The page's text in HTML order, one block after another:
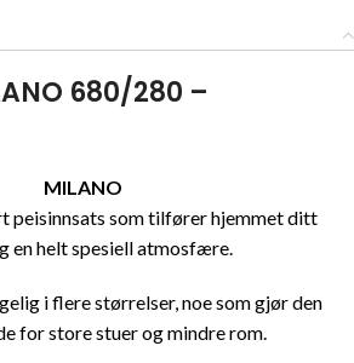
680/280 –
MILANO
peisinnsats som tilfører hjemmet ditt
en helt spesiell atmosfære.
i flere størrelser, noe som gjør den
for store stuer og mindre rom.